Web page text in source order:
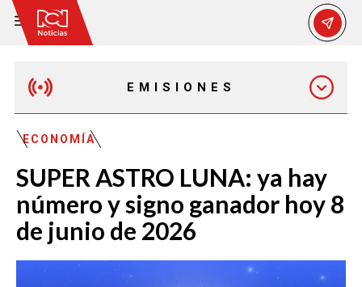
EMISIONES
EMISIÓN 7:00 PM
ECONOMÍA
SUPER ASTRO LUNA: ya hay
número y signo ganador hoy 8
de junio de 2026